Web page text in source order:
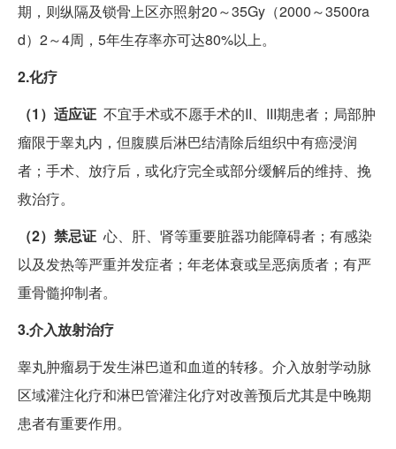
期，则纵隔及锁骨上区亦照射20～35Gy（2000～3500ra
d）2～4周，5年生存率亦可达80%以上。
2.化疗
（1）适应证 不宜手术或不愿手术的II、III期患者；局部肿
瘤限于睾丸内，但腹膜后淋巴结清除后组织中有癌浸润
者；手术、放疗后，或化疗完全或部分缓解后的维持、挽
救治疗。
（2）禁忌证 心、肝、肾等重要脏器功能障碍者；有感染
以及发热等严重并发症者；年老体衰或呈恶病质者；有严
重骨髓抑制者。
3.介入放射治疗
睾丸肿瘤易于发生淋巴道和血道的转移。介入放射学动脉
区域灌注化疗和淋巴管灌注化疗对改善预后尤其是中晚期
患者有重要作用。